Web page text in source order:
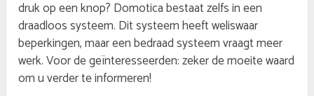
druk op een knop? Domotica bestaat zelfs in een
draadloos systeem. Dit systeem heeft weliswaar
beperkingen, maar een bedraad systeem vraagt meer
werk. Voor de geïnteresseerden: zeker de moeite waard
om u verder te informeren!